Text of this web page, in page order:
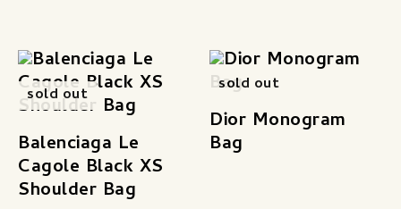
sold out
Balenciaga Le
Cagole Black XS
Shoulder Bag
sold out
Dior Monogram
Bag